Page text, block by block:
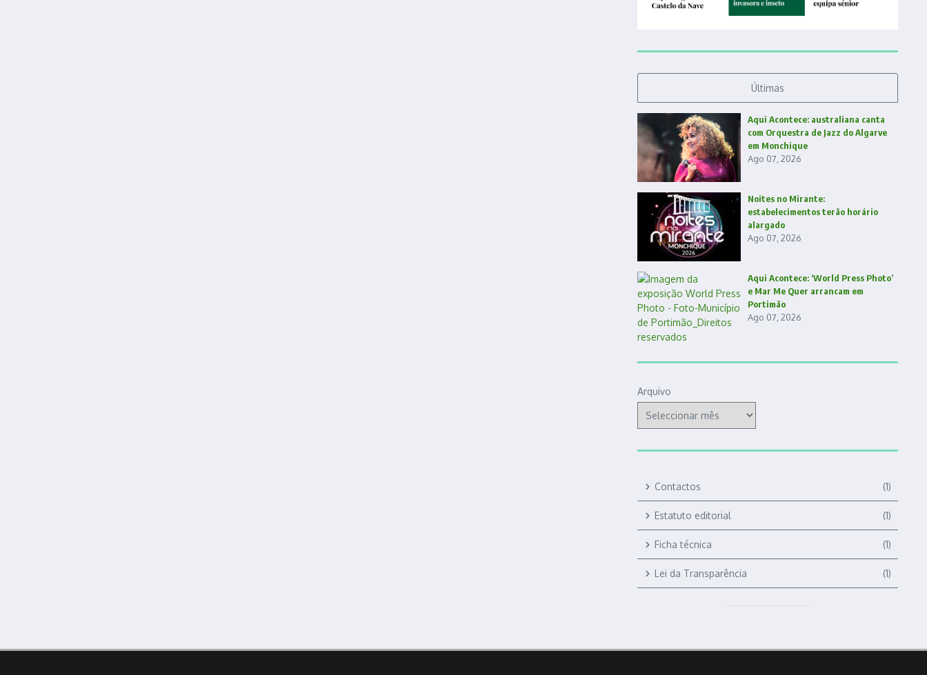
Últimas
Aqui Acontece: australiana canta
com Orquestra de Jazz do Algarve
em Monchique
Ago 07, 2026
Noites no Mirante:
estabelecimentos terão horário
alargado
Ago 07, 2026
Aqui Acontece: ‘World Press Photo’
e Mar Me Quer arrancam em
Portimão
Ago 07, 2026
Arquivo
Contactos (1)
Estatuto editorial (1)
Ficha técnica (1)
Lei da Transparência (1)